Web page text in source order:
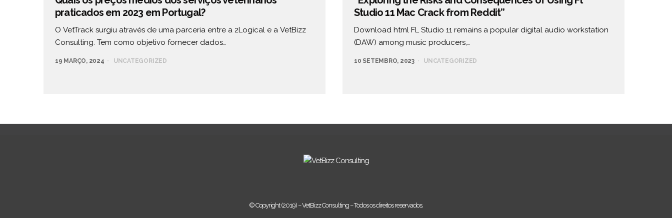
praticados em 2023 em Portugal?
O VetTrack surgiu através de uma parceria entre a 2Logical e a VetBizz
Consulting. Tem como objetivo fornecer dados…
19 MARÇO, 2024 UNCATEGORIZED
Studio 11 Mac Crack from Reddit”
Download html FL Studio 11 remains a popular digital audio workstation
(DAW) among music producers,…
10 SETEMBRO, 2023 UNCATEGORIZED
© Copyright (2019) – VetBizz Consulting – Todos os direitos reservados.